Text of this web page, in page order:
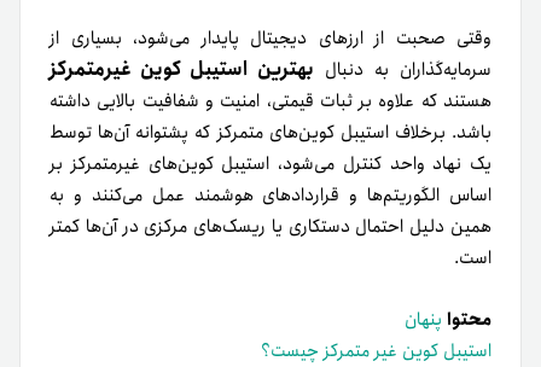
وقتی‌ صحبت‌ از‌ ارزهای‌ دیجیتال‌ پایدار‌ می‌شود، بسیاری‌ از‌
سرمایه‌گذاران‌ به‌ دنبال‌ بهترین‌ استیبل‌ کوین‌ غیر‌متمرکز‌
هستند که‌ علاوه‌ بر‌ ثبات‌ قیمتی، امنیت‌ و‌ شفافیت‌ بالایی‌ داشته‌
باشد. برخلاف‌ استیبل‌ کوین‌های‌ متمرکز‌ که‌ پشتوانه‌ آن‌ها‌ توسط‌
یک‌ نهاد‌ واحد‌ کنترل‌ می‌شود، استیبل‌ کوین‌های‌ غیر‌متمرکز‌ بر‌
اساس‌ الگوریتم‌ها‌ و‌ قراردادهای‌ هوشمند‌ عمل‌ می‌کنند و‌ به‌
همین‌ دلیل‌ احتمال‌ دستکاری‌ یا‌ ریسک‌های‌ مرکزی‌ در‌ آن‌ها‌ کمتر‌
است.
محتوا پنهان
استیبل کوین غیر متمرکز چیست؟